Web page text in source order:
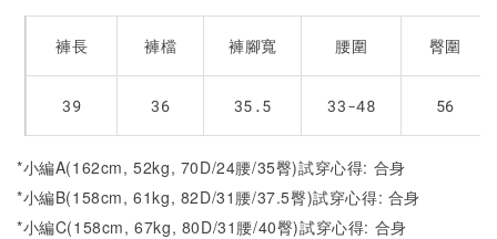
褲長 褲檔 褲腳寬 腰圍 臀圍
39 36 35.5 33-48 56
*小編A(162cm, 52kg, 70D/24腰/35臀)試穿心得: 合身
*小編B(158cm, 61kg, 82D/31腰/37.5臀)試穿心得: 合身
*小編C(158cm, 67kg, 80D/31腰/40臀)試穿心得: 合身